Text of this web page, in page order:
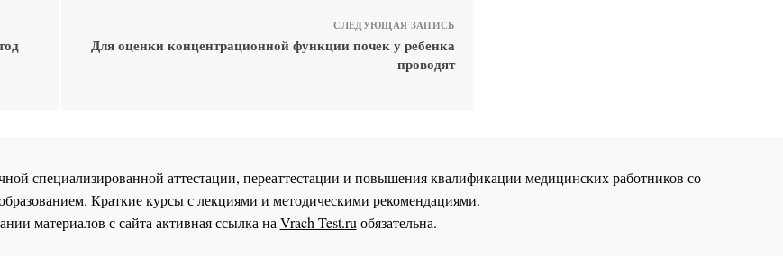
СЛЕДУЮЩАЯ ЗАПИСЬ
Для оценки концентрационной функции почек у ребенка
проводят
специализированной аттестации, переаттестации и повышения квалификации медицинских работников со
Краткие курсы с лекциями и методическими рекомендациями.
материалов с сайта активная ссылка на Vrach-Test.ru обязательна.